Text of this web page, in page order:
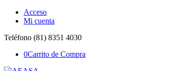
Acceso
Mi cuenta
Teléfono (81) 8351 4030
0Carrito de Compra